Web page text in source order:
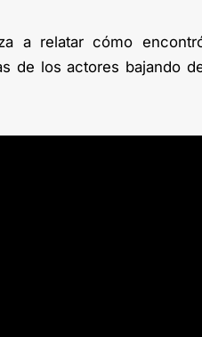
a relatar cómo
de los actores bajando